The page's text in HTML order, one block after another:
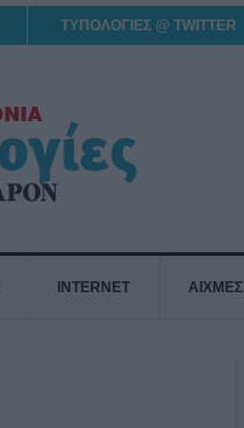
ΤΥΠΟΛΟΓΙΕΣ @ TWITTER
INTERNET ΑΙΧΜΕΣ